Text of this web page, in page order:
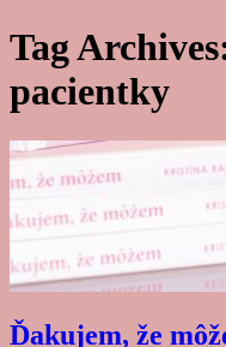
Tag
pacientky
Ďakujem, že